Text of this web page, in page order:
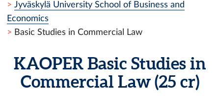
Jyväskylä University School of Business and
Economics
Basic Studies in Commercial Law
KAOPER Basic Studies in
Commercial Law (25 cr)